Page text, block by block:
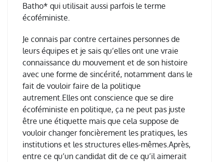
Batho* qui utilisait aussi parfois le terme
écoféministe.
Je connais par contre certaines personnes de
leurs équipes et je sais qu’elles ont une vraie
connaissance du mouvement et de son histoire
avec une forme de sincérité, notamment dans le
fait de vouloir faire de la politique
autrement.Elles ont conscience que se dire
écoféministe en politique, ça ne peut pas juste
être une étiquette mais que cela suppose de
vouloir changer foncièrement les pratiques, les
institutions et les structures elles-mêmes.Après,
entre ce qu’un candidat dit de ce qu’il aimerait